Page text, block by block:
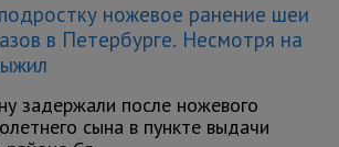
ножевое ранение шеи
в Петербурге. Несмотря на
задержали после ножевого
сына в пункте выдачи